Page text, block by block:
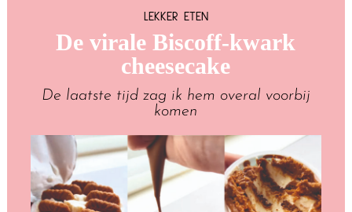
LEKKER ETEN
De virale Biscoff-kwark
cheesecake
De laatste tijd zag ik hem overal voorbij
komen